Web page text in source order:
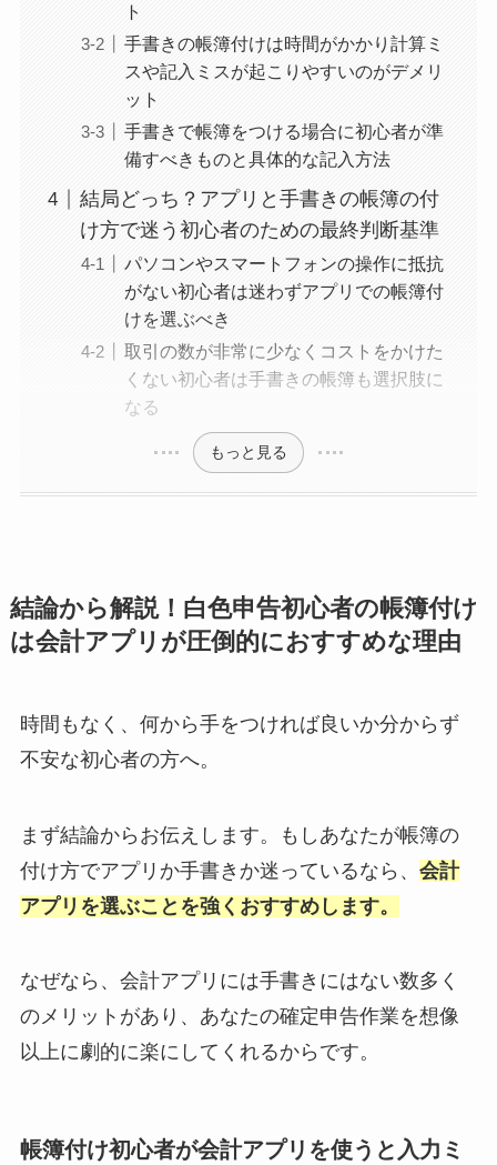
ト
手書きの帳簿付けは時間がかかり計算ミ
スや記入ミスが起こりやすいのがデメリ
ット
手書きで帳簿をつける場合に初心者が準
備すべきものと具体的な記入方法
結局どっち？アプリと手書きの帳簿の付
け方で迷う初心者のための最終判断基準
パソコンやスマートフォンの操作に抵抗
がない初心者は迷わずアプリでの帳簿付
けを選ぶべき
取引の数が非常に少なくコストをかけた
くない初心者は手書きの帳簿も選択肢に
なる
もっと見る
結論から解説！白色申告初心者の帳簿付け
は会計アプリが圧倒的におすすめな理由
時間もなく、何から手をつければ良いか分からず
不安な初心者の方へ。
まず結論からお伝えします。もしあなたが帳簿の
付け方でアプリか手書きか迷っているなら、 会計
アプリを選ぶことを強くおすすめします。
なぜなら、会計アプリには手書きにはない数多く
のメリットがあり、あなたの確定申告作業を想像
以上に劇的に楽にしてくれるからです。
帳簿付け初心者が会計アプリを使うと入力ミ